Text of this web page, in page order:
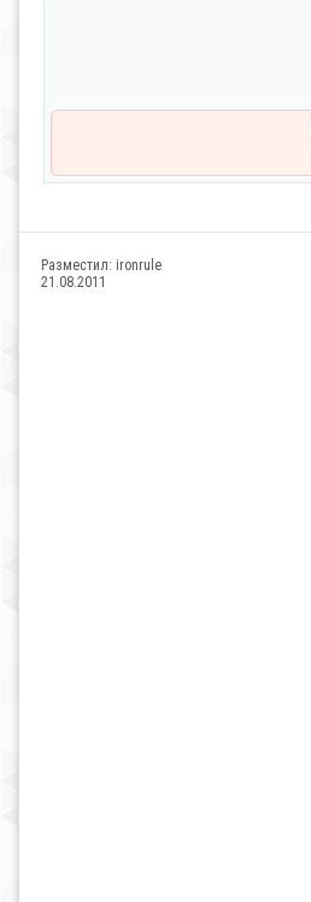
Разместил: ironrule
21.08.2011